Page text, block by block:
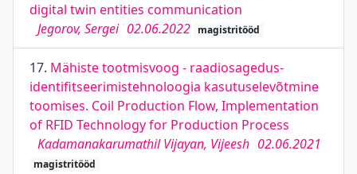
digital twin entities communication
Jegorov, Sergei 02.06.2022 magistritööd
17. Mähiste tootmisvoog - raadiosagedus-
identifitseerimistehnoloogia kasutuselevõtmine
toomises. Coil Production Flow, Implementation
of RFID Technology for Production Process
Kadamanakarumathil Vijayan, Vijeesh 02.06.2021
magistritööd